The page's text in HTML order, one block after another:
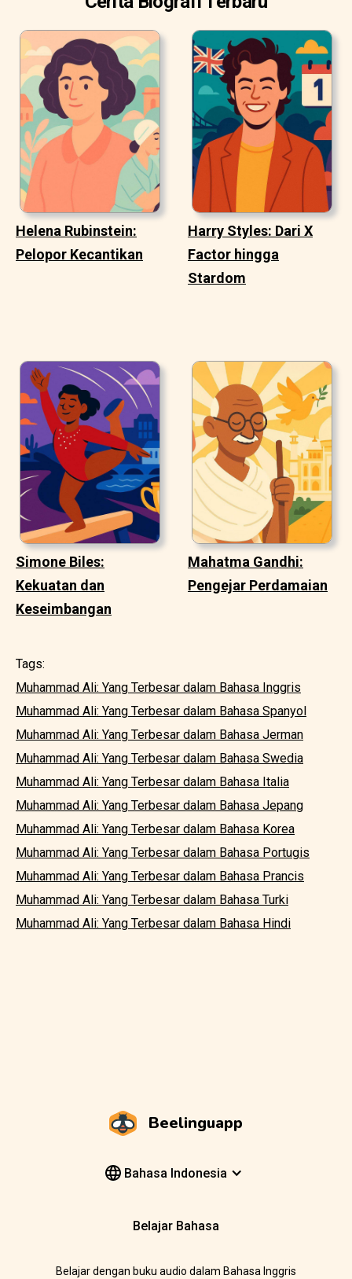
Helena Rubinstein:
Pelopor Kecantikan
Harry Styles: Dari X
Factor hingga
Stardom
Simone Biles:
Kekuatan dan
Keseimbangan
Mahatma Gandhi:
Pengejar Perdamaian
Tags:
Muhammad Ali: Yang Terbesar dalam Bahasa Inggris
Muhammad Ali: Yang Terbesar dalam Bahasa Spanyol
Muhammad Ali: Yang Terbesar dalam Bahasa Jerman
Muhammad Ali: Yang Terbesar dalam Bahasa Swedia
Muhammad Ali: Yang Terbesar dalam Bahasa Italia
Muhammad Ali: Yang Terbesar dalam Bahasa Jepang
Muhammad Ali: Yang Terbesar dalam Bahasa Korea
Muhammad Ali: Yang Terbesar dalam Bahasa Portugis
Muhammad Ali: Yang Terbesar dalam Bahasa Prancis
Muhammad Ali: Yang Terbesar dalam Bahasa Turki
Muhammad Ali: Yang Terbesar dalam Bahasa Hindi
Beelinguapp
Bahasa Indonesia
Belajar Bahasa
Belajar dengan buku audio dalam Bahasa Inggris